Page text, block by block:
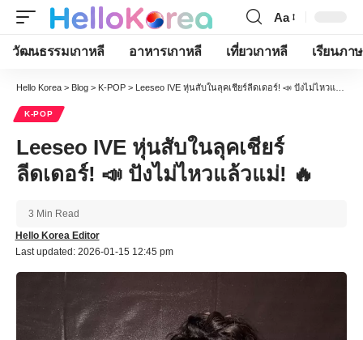
Font
Resizer
Aa
วัฒนธรรมเกาหลี อาหารเกาหลี เที่ยวเกาหลี เรียนภา
Hello Korea > Blog > K-POP > Leeseo IVE หุ่นสับในลุคเชียร์ลีดเดอร์! 📣 ปังไม่ไหวแล้วแม่! 🔥
K-POP
Leeseo IVE หุ่นสับในลุคเชียร์
ลีดเดอร์! 📣 ปังไม่ไหวแล้วแม่! 🔥
Last updated: 2026-01-15 12:45 pm
Hello Korea Editor
3 Min Read